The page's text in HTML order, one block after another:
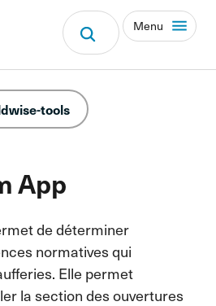
Menu
App
tools
de déterminer
normatives qui
Elle permet
la section des ouvertures